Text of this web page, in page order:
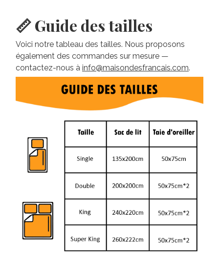
📏 Guide des tailles
Voici notre tableau des tailles. Nous proposons
également des commandes sur mesure —
contactez-nous à info@maisondesfrancais.com.